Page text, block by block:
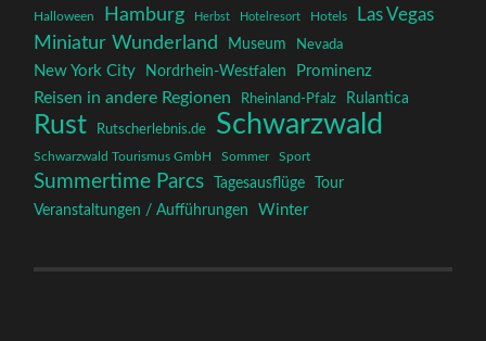
Halloween Hamburg Herbst Hotelresort Hotels
Las Vegas
Miniatur Wunderland
Museum Nevada
New York City Nordrhein-Westfalen Prominenz
Reisen in andere Regionen Rheinland-Pfalz Rulantica
Rust Rutscherlebnis.de Schwarzwald
Schwarzwald Tourismus GmbH Sommer Sport
Summertime Parcs Tagesausflüge
Tour
Veranstaltungen / Aufführungen
Winter